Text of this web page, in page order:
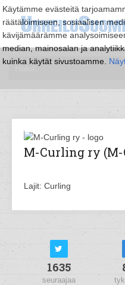
Käytämme evästeitä
räätälöimiseen, sosiaalisen
kävijämäärämme
median, mainosalan ja
kuinka käytät sivustoamme.
M-Curling ry
Lajit: Curling
1635
seuraajaa